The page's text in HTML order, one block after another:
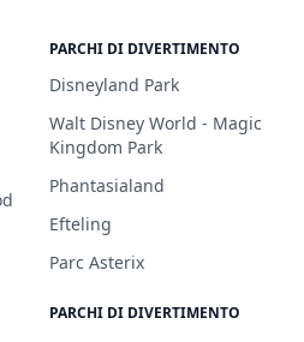
PARCHI DI DIVERTIMENTO
Disneyland Park
Walt Disney World - Magic
Kingdom Park
Phantasialand
Efteling
Parc Asterix
PARCHI DI DIVERTIMENTO